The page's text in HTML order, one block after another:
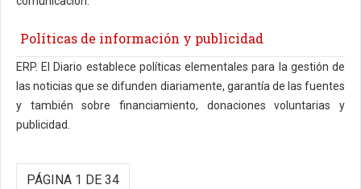
Políticas de información y publicidad
ERP. El Diario establece políticas elementales para la gestión de
las noticias que se difunden diariamente, garantía de las fuentes
y también sobre financiamiento, donaciones voluntarias y
publicidad.
PÁGINA 1 DE 34